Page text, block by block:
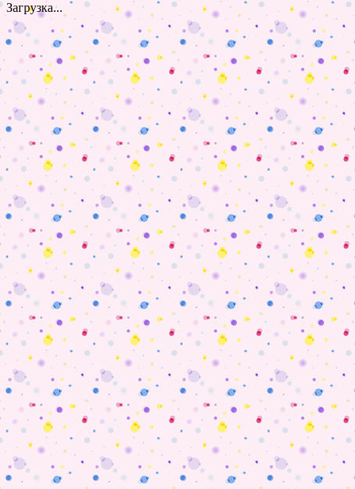
Загрузка...